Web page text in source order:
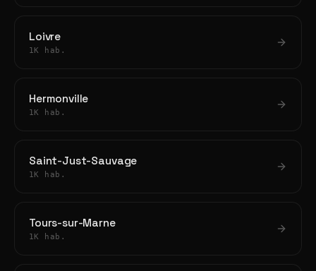
Loivre
1K hab.
Hermonville
1K hab.
Saint-Just-Sauvage
1K hab.
Tours-sur-Marne
1K hab.